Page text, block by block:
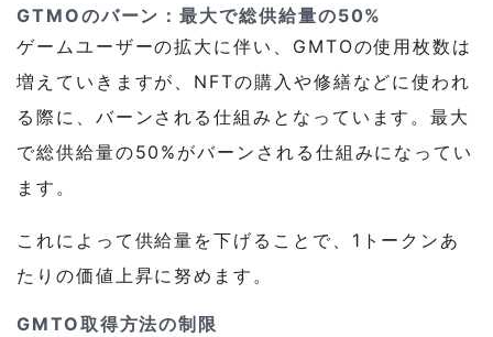
GTMOのバーン：最大で総供給量の50%
ゲームユーザーの拡大に伴い、GMTOの使用枚数は
増えていきますが、NFTの購入や修繕などに使われ
る際に、バーンされる仕組みとなっています。最大
で総供給量の50%がバーンされる仕組みになってい
ます。
これによって供給量を下げることで、1トークンあ
たりの価値上昇に努めます。
GMTO取得方法の制限